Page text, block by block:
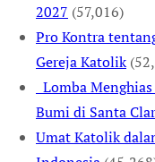
2027 (57,016)
Pro Kontra
Gereja Katolik
Lomba
Bumi di Santa
Umat Katolik